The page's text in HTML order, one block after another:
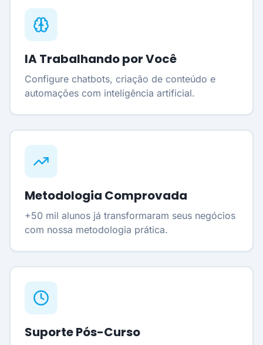
IA Trabalhando por Você
Configure chatbots, criação de conteúdo e
automações com inteligência artificial.
Metodologia Comprovada
+50 mil alunos já transformaram seus negócios
com nossa metodologia prática.
Suporte Pós-Curso